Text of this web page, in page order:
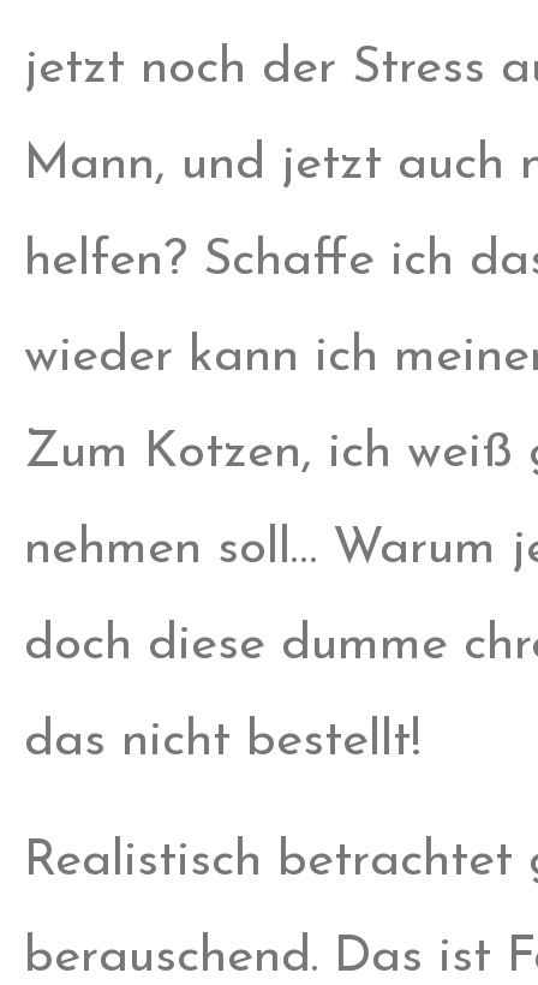
jetzt noch der Stress
Mann, und jetzt auch
helfen? Schaffe ich
wieder kann ich
Zum Kotzen, ich
nehmen soll… Warum
doch diese dumme
das nicht bestellt!
Realistisch betrachtet
berauschend. Das ist